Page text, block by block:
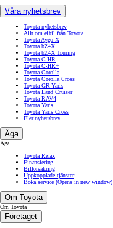
Våra nyhetsbrev
Toyota nyhetsbrev
Allt om elbil från Toyota
Toyota Aygo X
Toyota bZ4X
Toyota bZ4X Touring
Toyota C-HR
Toyota C-HR+
Toyota Corolla
Toyota Corolla Cross
Toyota GR Yaris
Toyota Land Cruiser
Toyota RAV4
Toyota Yaris
Toyota Yaris Cross
Fler nyhetsbrev
Äga
Äga
Toyota Relax
Finansiering
Bilförsäkring
Uppkopplade tjänster
Boka service (Opens in new window)
Om Toyota
Om Toyota
Företaget